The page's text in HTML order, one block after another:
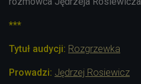
***
Tytuł audycji: Rozgrzewka
Prowadzi: Jędrzej Rosiewicz